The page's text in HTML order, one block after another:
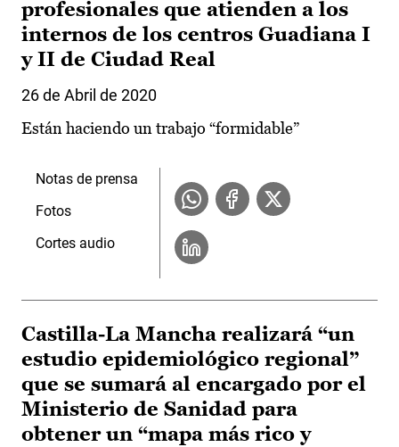
profesionales que atienden a los
internos de los centros Guadiana I
y II de Ciudad Real
26 de Abril de 2020
Están haciendo un trabajo “formidable”
Notas de prensa
Fotos
Cortes audio
Castilla-La Mancha realizará “un
estudio epidemiológico regional”
que se sumará al encargado por el
Ministerio de Sanidad para
obtener un “mapa más rico y